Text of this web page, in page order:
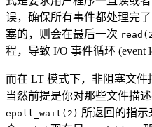
误，确保所有事件都处理完
塞的，则会在最后一次
程，导致 I/O 事件循环 (event
而在 LT 模式下，非阻塞文件
当然前提是你对那些文件描
epoll_wait(2) 所返回的指示